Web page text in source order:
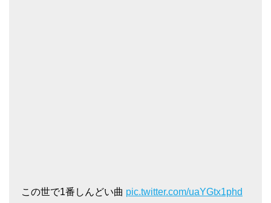
この世で1番しんどい曲 pic.twitter.com/uaYGtx1phd